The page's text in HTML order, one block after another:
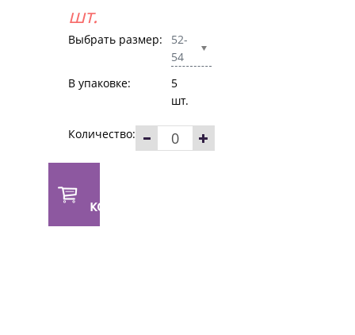
шт.
Выбрать размер:
52-
54
В упаковке:
5
шт.
Количество:
корзину